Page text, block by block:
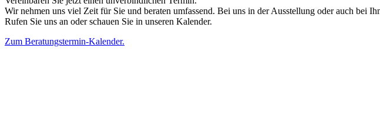
Wir nehmen uns viel Zeit für Sie und beraten umfassend. Bei uns in der Ausstellung oder auch bei
Rufen Sie uns an oder schauen Sie in unseren Kalender.
Zum Beratungstermin-Kalender.